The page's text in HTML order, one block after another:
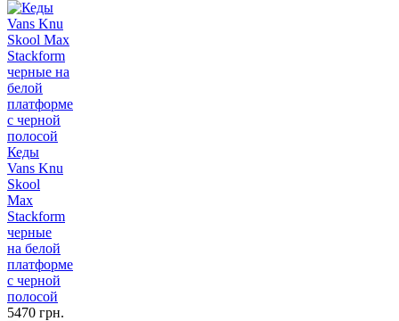
Кеды
Vans Knu
Skool
Max
Stackform
черные
на белой
платформе
с черной
полосой
5470 грн.